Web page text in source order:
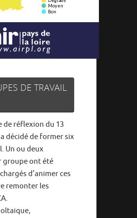
DE TRAVAIL
de réflexion du 13
a décidé de former six
Un ou deux
groupe ont été
d’animer ces
remonter les